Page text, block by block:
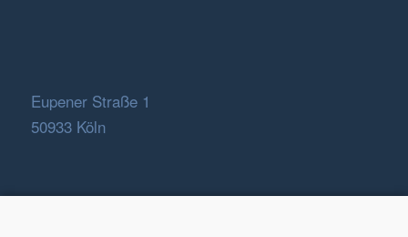
Eupener Straße 1
50933 Köln